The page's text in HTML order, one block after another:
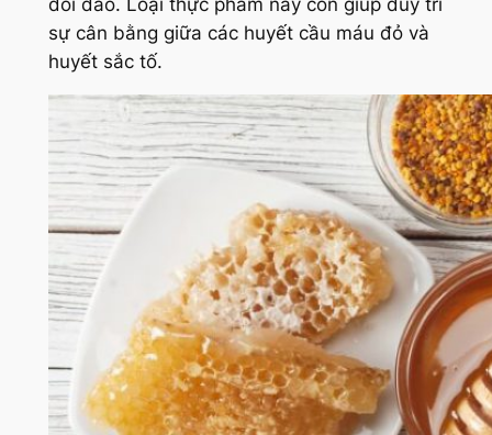
dồi dào. Loại thực phẩm này còn giúp duy trì
sự cân bằng giữa các huyết cầu máu đỏ và
huyết sắc tố.